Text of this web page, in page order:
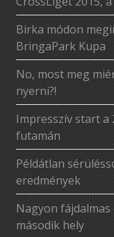
Birka módon
BringaPark Kupa
No, most meg
nyerni?!
Impresszív start a
futamán
Példátlan
eredmények
Nagyon fájdalmas
második hely